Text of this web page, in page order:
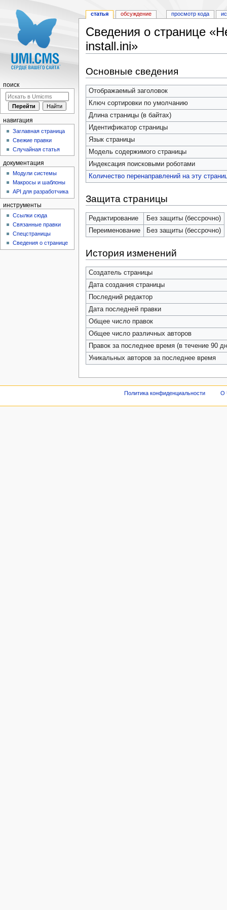
Сведения о странице
install.ini»
Основные сведения
Отображаемый заголовок
Ключ сортировки по умолчанию
Длина страницы (в байтах)
Идентификатор страницы
Язык страницы
Модель содержимого страницы
Индексация поисковыми роботами
Количество перенаправлений на эту
Защита страницы
Редактирование
Без защиты (бессрочно)
Переименование
Без защиты (бессрочно)
История изменений
Создатель страницы
Дата создания страницы
Последний редактор
Дата последней правки
Общее число правок
Общее число различных авторов
Правок за последнее время (в течение 90
Уникальных авторов за последнее время
статья обсуждение просмотр кода
поиск
навигация
Заглавная страница
Свежие правки
Случайная статья
документация
Модули системы
Макросы и шаблоны
API для разработчика
инструменты
Ссылки сюда
Связанные правки
Спецстраницы
Сведения о странице
Политика конфиденциальности О